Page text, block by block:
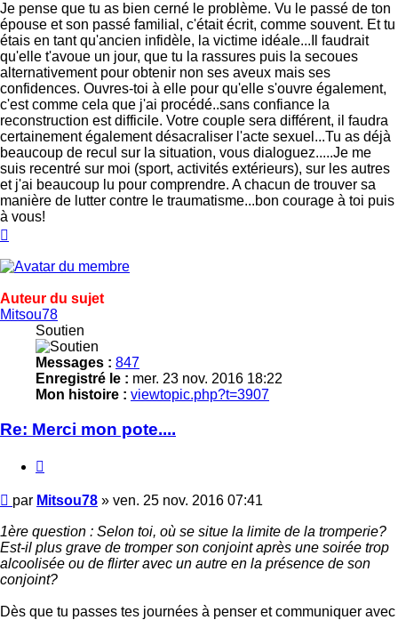
Je pense que tu as bien cerné le problème. Vu le passé de ton
épouse et son passé familial, c'était écrit, comme souvent. Et tu
étais en tant qu'ancien infidèle, la victime idéale...Il faudrait
qu'elle t'avoue un jour, que tu la rassures puis la secoues
alternativement pour obtenir non ses aveux mais ses
confidences. Ouvres-toi à elle pour qu'elle s'ouvre également,
c'est comme cela que j'ai procédé..sans confiance la
reconstruction est difficile. Votre couple sera différent, il faudra
certainement également désacraliser l'acte sexuel...Tu as déjà
beaucoup de recul sur la situation, vous dialoguez.....Je me
suis recentré sur moi (sport, activités extérieurs), sur les autres
et j'ai beaucoup lu pour comprendre. A chacun de trouver sa
manière de lutter contre le traumatisme...bon courage à toi puis
à vous!
Auteur du sujet
Mitsou78
Soutien
Messages : 847
Enregistré le : mer. 23 nov. 2016 18:22
Mon histoire : viewtopic.php?t=3907
Re: Merci mon pote....
Message
par Mitsou78 » ven. 25 nov. 2016 07:41
1ère question : Selon toi, où se situe la limite de la tromperie?
Est-il plus grave de tromper son conjoint après une soirée trop
alcoolisée ou de flirter avec un autre en la présence de son
conjoint?
Dès que tu passes tes journées à penser et communiquer avec